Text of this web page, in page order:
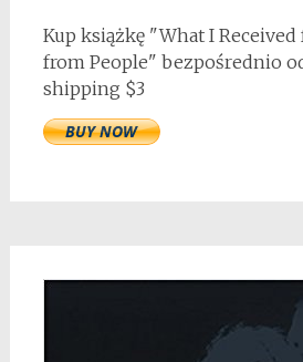
Kup książkę "What I
from People" bezpośrednio
shipping $3